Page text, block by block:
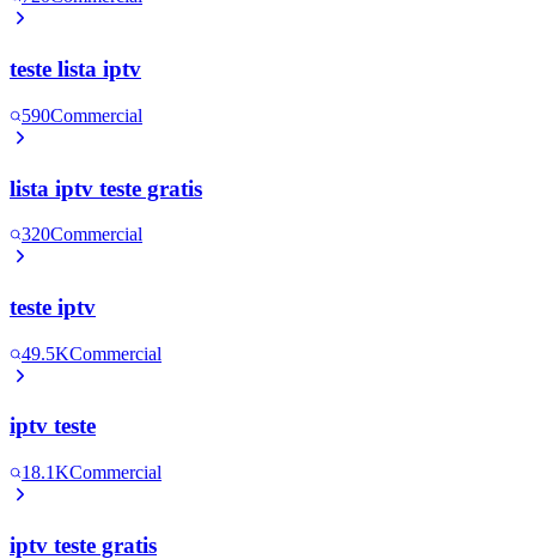
teste lista iptv
590Commercial
lista iptv teste gratis
320Commercial
teste iptv
49.5KCommercial
iptv teste
18.1KCommercial
iptv teste gratis